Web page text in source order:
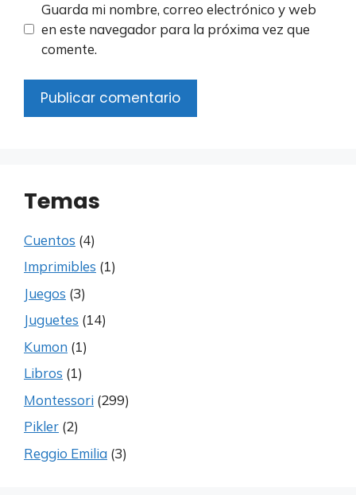
Guarda mi nombre, correo electrónico y web
en este navegador para la próxima vez que
comente.
Temas
Cuentos (4)
Imprimibles (1)
Juegos (3)
Juguetes (14)
Kumon (1)
Libros (1)
Montessori (299)
Pikler (2)
Reggio Emilia (3)